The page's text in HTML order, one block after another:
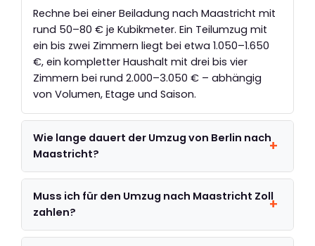
Rechne bei einer Beiladung nach Maastricht mit
rund 50–80 € je Kubikmeter. Ein Teilumzug mit
ein bis zwei Zimmern liegt bei etwa 1.050–1.650
€, ein kompletter Haushalt mit drei bis vier
Zimmern bei rund 2.000–3.050 € – abhängig
von Volumen, Etage und Saison.
Wie lange dauert der Umzug von Berlin nach
Maastricht?
Muss ich für den Umzug nach Maastricht Zoll
zahlen?